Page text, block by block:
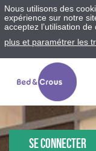
Nous utilisons des
expérience sur notre
acceptez l’utilisation
plus et paramétrer les
Se connecter